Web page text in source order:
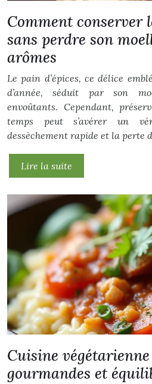
Comment conserver
sans perdre son
arômes
Le pain d’épices, ce délice
d’année, séduit par son
envoûtants. Cependant,
temps peut s’avérer un
dessèchement rapide et la perte
Lire la suite
Cuisine
gourmandes et